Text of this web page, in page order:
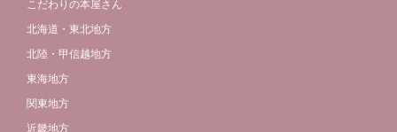
こだわりの本屋さん
北海道・東北地方
北陸・甲信越地方
東海地方
関東地方
近畿地方